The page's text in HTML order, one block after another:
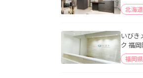
北海道
いびき
ク 福
福岡県